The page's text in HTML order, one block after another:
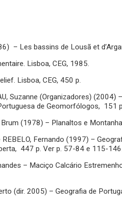
– Les bassins de Lousã et
Lisboa, CEG, 1985.
Lisboa, CEG, 450 p.
Suzanne (Organizadores)
de Geomorfólogos, 151
Brum (1978) – Planaltos e
REBELO, Fernando (1997) –
447 p. Ver p. 57-84 e 115-
– Maciço Calcário
(dir. 2005) – Geografia de